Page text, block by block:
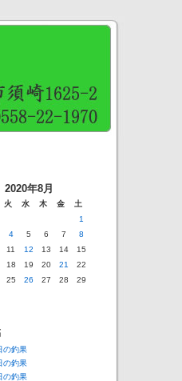
2020年8月
火 水 木 金
土
1
4 5 6 7
8
11 12 13 14
15
18 19 20 21
22
25 26 27 28
29
の釣果
の釣果
の釣果